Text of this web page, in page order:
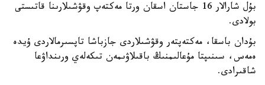
بۇل شارالار 16 جاستان اسقان ورتا مەكتەپ وقۋشىلارىنا قاتىستى
بولادى.
بۇدان باسقا، مەكتەپتەر وقۋشىلاردى جازباشا تاپسىرمالاردى ۇيدە
ەمەس، سىنىپتا مۇعالىمنىڭ باقىلاۋىمەن تىكەلەي ورىنداۋعا
شاقىرادى.